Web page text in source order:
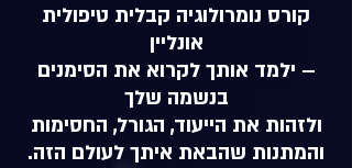
קורס נומרולוגיה קבלית טיפולית
אונליין
– ילמד אותך לקרוא את הסימנים
בנשמה שלך
ולזהות את הייעוד, הגורל, החסימות
והמתנות שהבאת איתך לעולם הזה.